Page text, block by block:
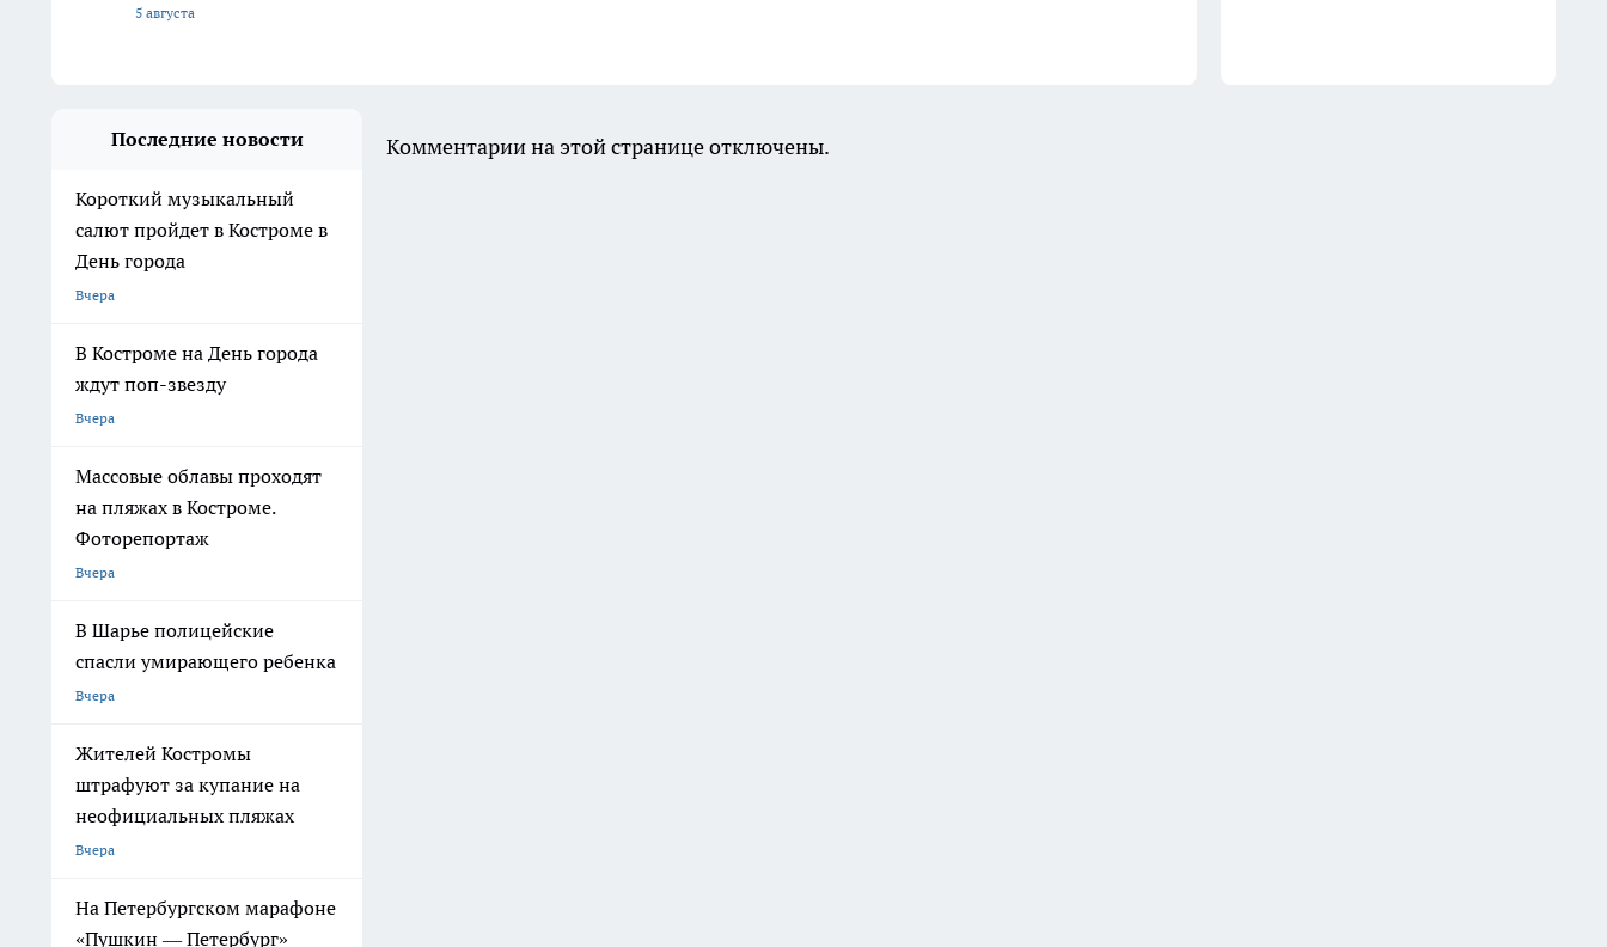
5 августа
Последние новости
Короткий музыкальный
салют пройдет в Костроме в
День города
Вчера
В Костроме на День города
ждут поп-звезду
Вчера
Массовые облавы проходят
на пляжах в Костроме.
Фоторепортаж
Вчера
В Шарье полицейские
спасли умирающего ребенка
Вчера
Жителей Костромы
штрафуют за купание на
неофициальных пляжах
Вчера
На Петербургском марафоне
«Пушкин — Петербург»
Комментарии на этой странице отключены.